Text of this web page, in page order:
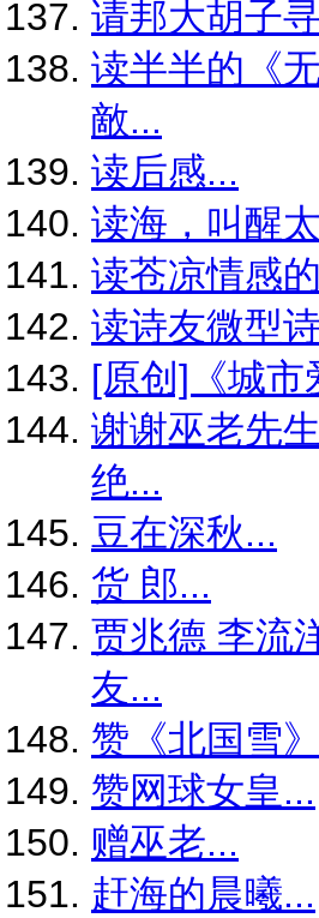
请邦大胡子
读半半的《
敵...
读后感...
读海，叫醒
读苍凉情感
读诗友微型
[原创]《城市
谢谢巫老先
绝...
豆在深秋...
货 郎...
贾兆德 李流
友...
赞《北国雪
赞网球女皇...
赠巫老...
赶海的晨曦...